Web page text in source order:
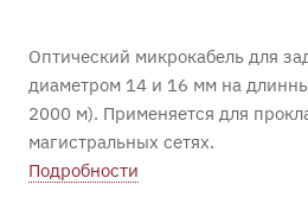
Оптический микрокабель для
диаметром 14 и 16 мм на
2000 м). Применяется для
магистральных сетях.
Подробности